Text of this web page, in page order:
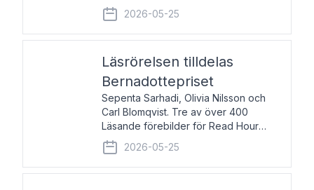
ett folkbibliotekariepris. Priserna skall
tilldelas bibliotekarier vid svenska folk-
och skolbibliotek som gjort värdefull
2026-05-25
Läsrörelsen tilldelas
Bernadottepriset
Sepenta Sarhadi, Olivia Nilsson och
Carl Blomqvist. Tre av över 400
Läsande förebilder för Read Hour
Sverige. Foto: Michael Wall. Den ideella
föreningen Läsrörelsen tilldelas
Bernadottepriset 2026 för att den
2026-05-25